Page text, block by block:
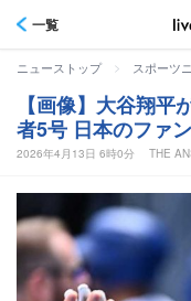
一覧
ニューストップ > スポーツ
【画像】大谷翔
者5号 日本のファ
2026年4月13日 6時0分 THE